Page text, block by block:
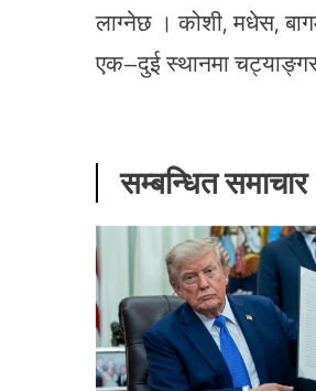
लाग्नेछ । कोशी, मधेस,
एक–दुई स्थानमा
सम्बन्धित समाचार